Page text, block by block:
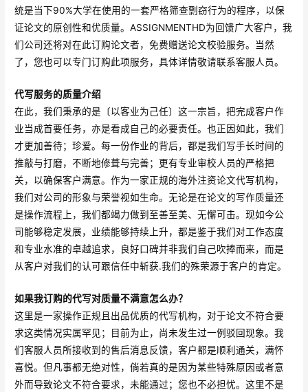
统是当下90%大学在使用的一套严格筛查剽窃行为的程序，以保
证论文的原创性和优质量。ASSIGNMENTHD为回馈广大客户，我
们公司还将对在此订购论文者，免费赠送论文校验服务。当然
了，您也可以专门订购此项服务，具体详情敬请联系客服人员。
代写服务的质量介绍
在此，我们秉承的是〔以客业为己任〕这一宗旨，把完成客户作
业当成首要任务，亦是看成自己的必要责任。也正因如此，我们
才更加善待；珍爱。每一份作业的背后，都是我们写手长时间的
推敲与打磨，不断地修葺与完善；更有专业审校人员的严格把
关，以确保客户满意。作为一家正规的海外注资论文代写机构，
我们对公司的形象与荣誉视如生命。无论是在论文的写作质量还
是操作流程上，我们都竭力做到至善至美、无懈可击。现如今公
司能够稳定发展，业绩能够持续上升，都是鉴于我们对工作态度
和专业水准的卓越追求，良好口碑并非我们自己吹捧而来，而是
从客户对我们的认可跟信任中斩获.我们的殊荣源于客户的肯定。
如果我订购的代写对质量不满意怎么办？
这里是一家操作正规且出品优质的代写机构，对于论文不符合要
求这类情况实属罕见；目前为止，尚未发生过一例驳回现象。我
们客服人员所接收到的售后消息反馈，客户都是顺利通关，满怀
喜悦。但凡事都无绝对性，倘若真的是因为某些特殊原因或者意
外而导致论文不符合要求，未能通过；您也不必担忧。这里不是